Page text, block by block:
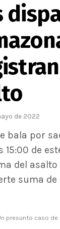
de 2022
bala por
de
del
suma de
presunto caso